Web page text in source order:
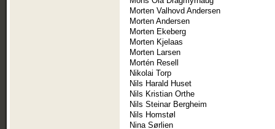
Morten Valhovd Andersen
Morten Andersen
Morten Ekeberg
Morten Kjelaas
Morten Larsen
Mortén Resell
Nikolai Torp
Nils Harald Huset
Nils Kristian Orthe
Nils Steinar Bergheim
Nils Homstøl
Nina Sørlien